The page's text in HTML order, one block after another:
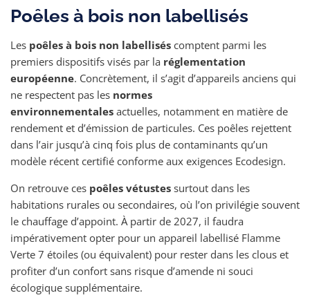
Poêles à bois non labellisés
Les poêles à bois non labellisés comptent parmi les
premiers dispositifs visés par la réglementation
européenne. Concrètement, il s’agit d’appareils anciens qui
ne respectent pas les normes
environnementales actuelles, notamment en matière de
rendement et d’émission de particules. Ces poêles rejettent
dans l’air jusqu’à cinq fois plus de contaminants qu’un
modèle récent certifié conforme aux exigences Ecodesign.
On retrouve ces poêles vétustes surtout dans les
habitations rurales ou secondaires, où l’on privilégie souvent
le chauffage d’appoint. À partir de 2027, il faudra
impérativement opter pour un appareil labellisé Flamme
Verte 7 étoiles (ou équivalent) pour rester dans les clous et
profiter d’un confort sans risque d’amende ni souci
écologique supplémentaire.